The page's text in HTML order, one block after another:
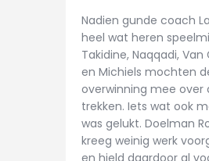
Nadien gunde coach
heel wat heren
Takidine, Naqqadi,
en Michiels mochten
overwinning mee over
trekken. Iets wat ook
was gelukt. Doelman
kreeg weinig werk
en hield daardoor al